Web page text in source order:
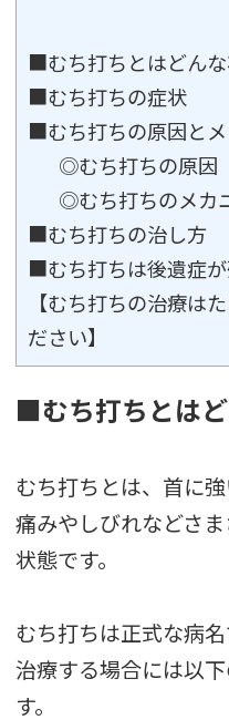
■むち打ちとはどんな
■むち打ちの症状
■むち打ちの原因と
◎むち打ちの原因
◎むち打ちのメカ
■むち打ちの治し方
■むち打ちは後遺症が
【むち打ちの治療は
ださい】
■むち打ちとは
むち打ちとは、首に
痛みやしびれなどさ
状態です。
むち打ちは正式な病
治療する場合には以
す。